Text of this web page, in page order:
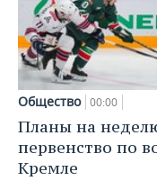
Общество 00:00
Планы на
первенство по
Кремле